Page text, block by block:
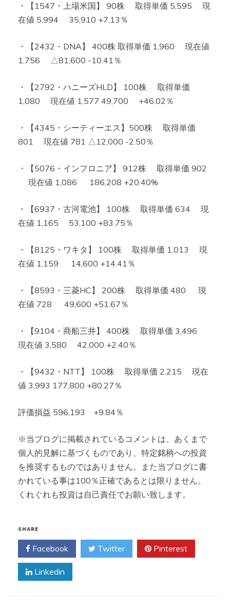
・【1547・上場米国】 90株 取得単価 5,595 現
在値 5,994 35,910 +7.13％
・【2432・DNA】 400株 取得単価 1,960 現在値
1,756 △81,600 -10.41％
・【2792・ハニーズHLD】 100株 取得単価
1,080 現在値 1,577 49,700 +46.02％
・【4345・シーティーエス】500株 取得単価
801 現在値 781 △12,000 -2.50％
・【5076・インフロニア】 912株 取得単価 902
現在値 1,086 186,208 +20.40%
・【6937・古河電池】 100株 取得単価 634 現
在値 1,165 53,100 +83.75％
・【8125・ワキタ】 100株 取得単価 1,013 現
在値 1,159 14,600 +14.41％
・【8593・三菱HC】 200株 取得単価 480 現
在値 728 49,600 +51.67％
・【9104・商船三井】 400株 取得単価 3,496
現在値 3,580 42,000 +2.40％
・【9432・NTT】 100株 取得単価 2,215 現在
値 3,993 177,800 +80.27％
評価損益 596,193 +9.84％
※当ブログに掲載されているコメントは、あくまで
個人的見解に基づくものであり、特定銘柄への投資
を推奨するものではありません。また当ブログに書
かれている事は100％正確であるとは限りません。
くれぐれも投資は自己責任でお願い致します。
SHARE
Facebook Twitter Pinterest
Linkedin